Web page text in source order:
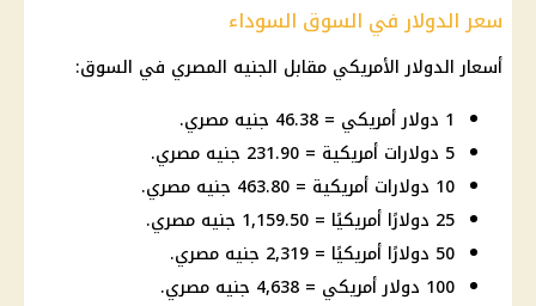
سعر الدولار في السوق السوداء
أسعار الدولارالأمريكي مقابل الجنيه المصري في السوق:
1 دولار أمريكي = 46.38 جنيه مصري.
5 دولارات أمريكية = 231.90 جنيه مصري.
10 دولارات أمريكية = 463.80 جنيه مصري.
25 دولارًا أمريكيًا = 1,159.50 جنيه مصري.
50 دولارًا أمريكيًا = 2,319 جنيه مصري.
100 دولار أمريكي = 4,638 جنيه مصري.